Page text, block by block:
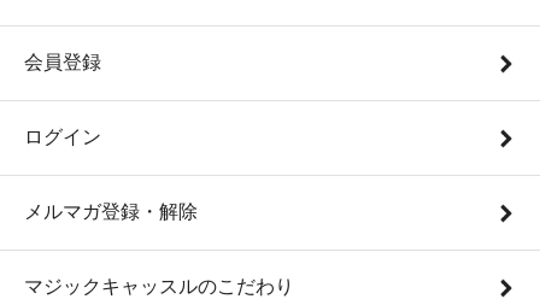
会員登録
ログイン
メルマガ登録・解除
マジックキャッスルのこだわり